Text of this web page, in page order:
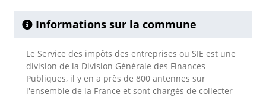
Informations sur la commune
Le Service des impôts des entreprises ou SIE est une
division de la Division Générale des Finances
Publiques, il y en a près de 800 antennes sur
l'ensemble de la France et sont chargés de collecter